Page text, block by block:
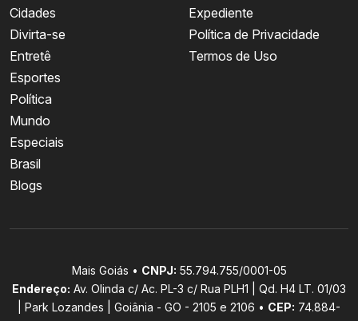
Cidades
Divirta-se
Entretê
Esportes
Política
Mundo
Especiais
Brasil
Blogs
Expediente
Política de Privacidade
Termos de Uso
Mais Goiás • CNPJ: 55.794.755/0001-05
Endereço: Av. Olinda c/ Ac. PL-3 c/ Rua PLH1 | Qd. H4 LT. 01/03
| Park Lozandes | Goiânia - GO - 2105 e 2106 • CEP: 74.884-